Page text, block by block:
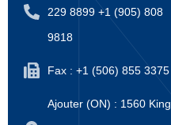
229 8899 +1 (905) 808
9818
Fax : +1 (506) 855 3375
Ajouter (ON) : 1560 King